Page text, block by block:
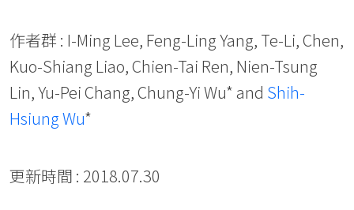
作者群 : I-Ming Lee, Feng-Ling Yang, Te-Li, Chen,
Kuo-Shiang Liao, Chien-Tai Ren, Nien-Tsung
Lin, Yu-Pei Chang, Chung-Yi Wu* and Shih-
Hsiung Wu*
更新時間 : 2018.07.30